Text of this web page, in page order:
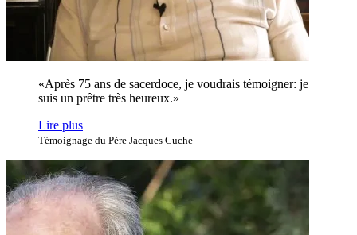
«Après 75 ans de sacerdoce, je voudrais témoigner: je
suis un prêtre très heureux.»
Lire plus
Témoignage du Père Jacques Cuche